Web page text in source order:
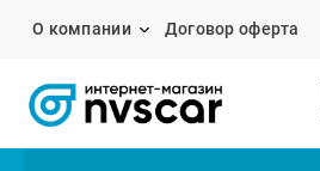
О компании Договор оферта